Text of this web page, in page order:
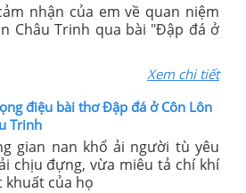
nhận của em về quan niệm
Châu Trinh qua bài "Đập đá ở
Xem chi tiết
điệu bài thơ Đập đá ở Côn Lôn
Trinh
gian nan khổ ải người tù yêu
chịu đựng, vừa miêu tả chí khí
của họ